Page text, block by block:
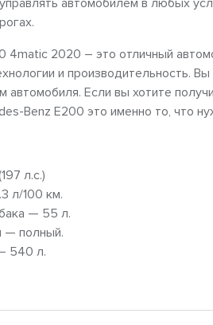
4matic 2020 – это отличный
и производительность.
автомобиля. Если вы хотите
Benz E200 это именно то, что
л.с.)
л/100 км.
— 55 л.
— полный.
540 л.